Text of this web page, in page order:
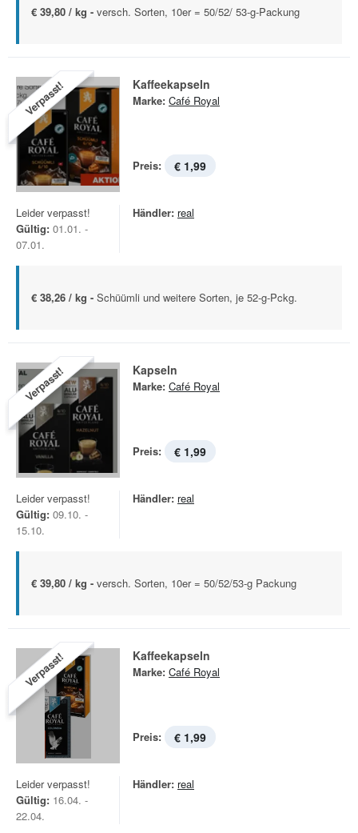
€ 39,80 / kg - versch. Sorten, 10er = 50/52/ 53-g-Packung
Verpasst! Kaffeekapseln
Marke: Café Royal
Preis: € 1,99
Leider verpasst!
Gültig: 01.01. -
07.01.
Händler: real
€ 38,26 / kg - Schüümli und weitere Sorten, je 52-g-Pckg.
Verpasst! Kapseln
Marke: Café Royal
Preis: € 1,99
Leider verpasst!
Gültig: 09.10. -
15.10.
Händler: real
€ 39,80 / kg - versch. Sorten, 10er = 50/52/53-g Packung
Verpasst! Kaffeekapseln
Marke: Café Royal
Preis: € 1,99
Leider verpasst!
Gültig: 16.04. -
22.04.
Händler: real